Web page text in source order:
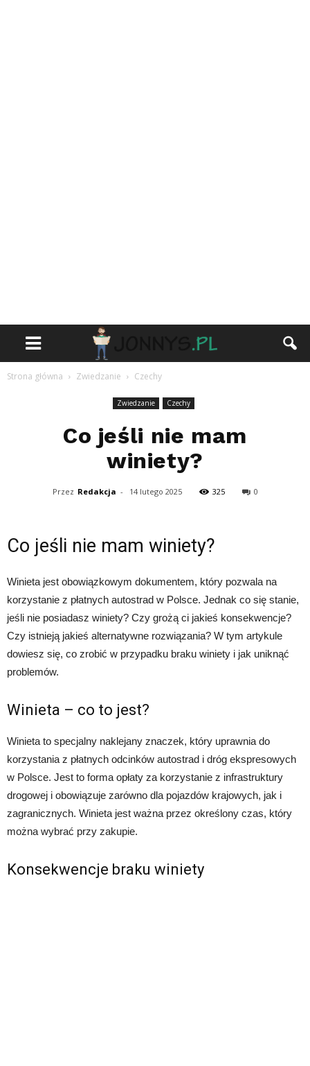
Strona główna Zwiedzanie Czechy
Zwiedzanie Czechy
Co jeśli nie mam
winiety?
Przez Redakcja - 14 lutego 2025 325 0
Co jeśli nie mam winiety?
Winieta jest obowiązkowym dokumentem, który pozwala na
korzystanie z płatnych autostrad w Polsce. Jednak co się stanie,
jeśli nie posiadasz winiety? Czy grożą ci jakieś konsekwencje?
Czy istnieją jakieś alternatywne rozwiązania? W tym artykule
dowiesz się, co zrobić w przypadku braku winiety i jak uniknąć
problemów.
Winieta – co to jest?
Winieta to specjalny naklejany znaczek, który uprawnia do
korzystania z płatnych odcinków autostrad i dróg ekspresowych
w Polsce. Jest to forma opłaty za korzystanie z infrastruktury
drogowej i obowiązuje zarówno dla pojazdów krajowych, jak i
zagranicznych. Winieta jest ważna przez określony czas, który
można wybrać przy zakupie.
Konsekwencje braku winiety